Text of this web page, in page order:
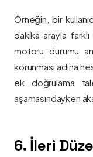
Örneğin, bir
dakika arayla
motoru durumu
korunması adına
ek doğrulama
aşamasındayken
6. İleri